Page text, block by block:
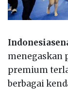
menegaskan
premium
berbagai